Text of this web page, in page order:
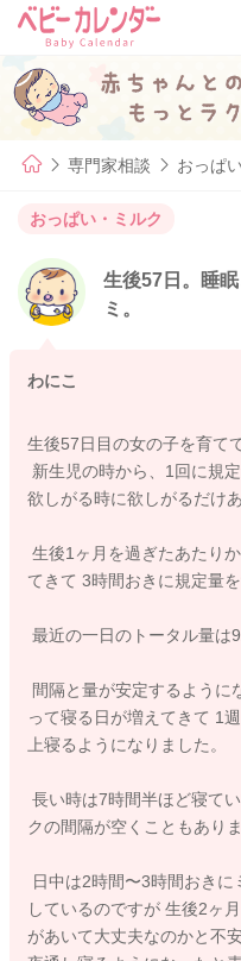
専門家相談 おっぱ
おっぱい・ミルク
生後57日。睡
ミ。
わにこ
生後57日目の女の子を育て
新生児の時から、1回に規
欲しがる時に欲しがるだけ
生後1ヶ月を過ぎたあたり
てきて 3時間おきに規定量
最近の一日のトータル量は
間隔と量が安定するように
って寝る日が増えてきて 1
上寝るようになりました。
長い時は7時間半ほど寝て
クの間隔が空くこともあり
日中は2時間〜3時間おき
しているのですが 生後2ヶ
があいて大丈夫なのかと不